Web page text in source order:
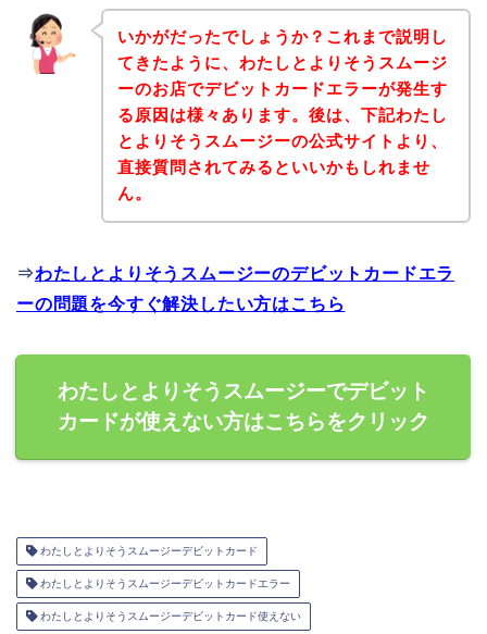
いかがだったでしょうか？これまで説明し
てきたように、わたしとよりそうスムージ
ーのお店でデビットカードエラーが発生す
る原因は様々あります。後は、下記わたし
とよりそうスムージーの公式サイトより、
直接質問されてみるといいかもしれませ
ん。
⇒わたしとよりそうスムージーのデビットカードエラ
ーの問題を今すぐ解決したい方はこちら
わたしとよりそうスムージーでデビット
カードが使えない方はこちらをクリック
わたしとよりそうスムージーデビットカード
わたしとよりそうスムージーデビットカードエラー
わたしとよりそうスムージーデビットカード使えない